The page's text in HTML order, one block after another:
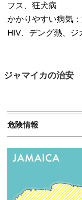
フス、狂犬病
かかりやすい病気
HIV、デング熱、
ジャマイカの治安
危険情報